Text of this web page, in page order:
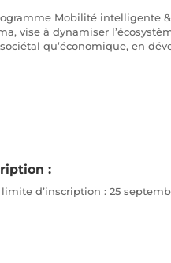
Mobilité intelligente &
vise à dynamiser
qu’économique, en
:
d’inscription : 25